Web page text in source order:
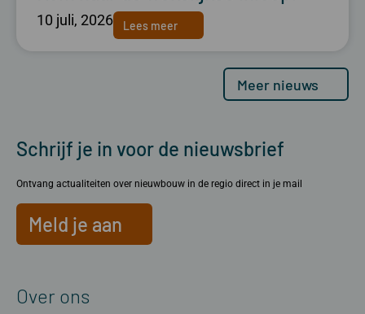
10 juli, 2026 Lees meer
Meer nieuws
Schrijf je in voor de nieuwsbrief
Ontvang actualiteiten over nieuwbouw in de regio direct in je mail
Meld je aan
Over ons